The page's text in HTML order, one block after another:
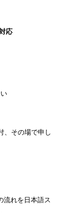
応
、その場で申し
流れを日本語ス